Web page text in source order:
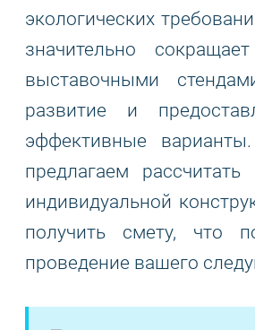
экологических
значительно
выставочными
развитие и
эффективные
предлагаем
индивидуальной
получить смету, что
проведение вашего